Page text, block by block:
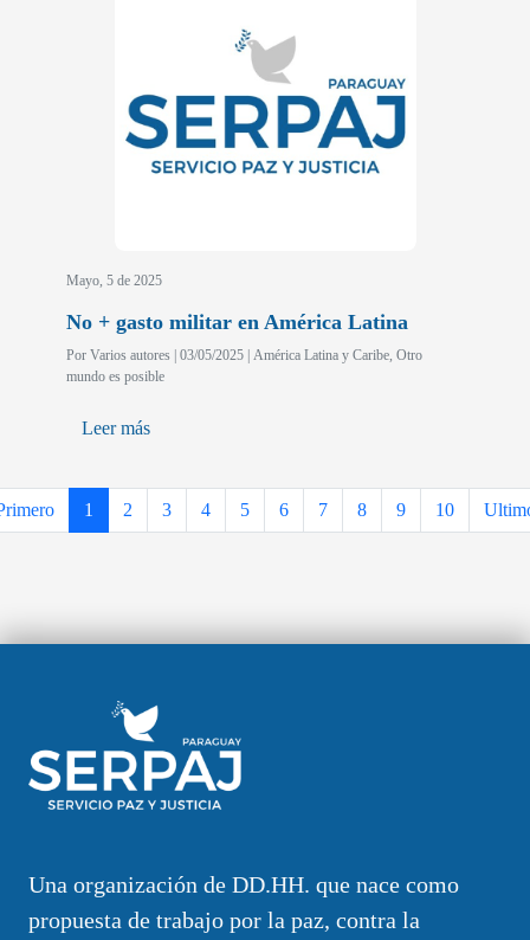
Mayo, 5 de 2025
No + gasto militar en América Latina
Por Varios autores | 03/05/2025 | América Latina y Caribe, Otro
mundo es posible
Leer más
1 2 3 4 5 6 7 8 9 10
Una organización de DD.HH. que nace como
propuesta de trabajo por la paz, contra la